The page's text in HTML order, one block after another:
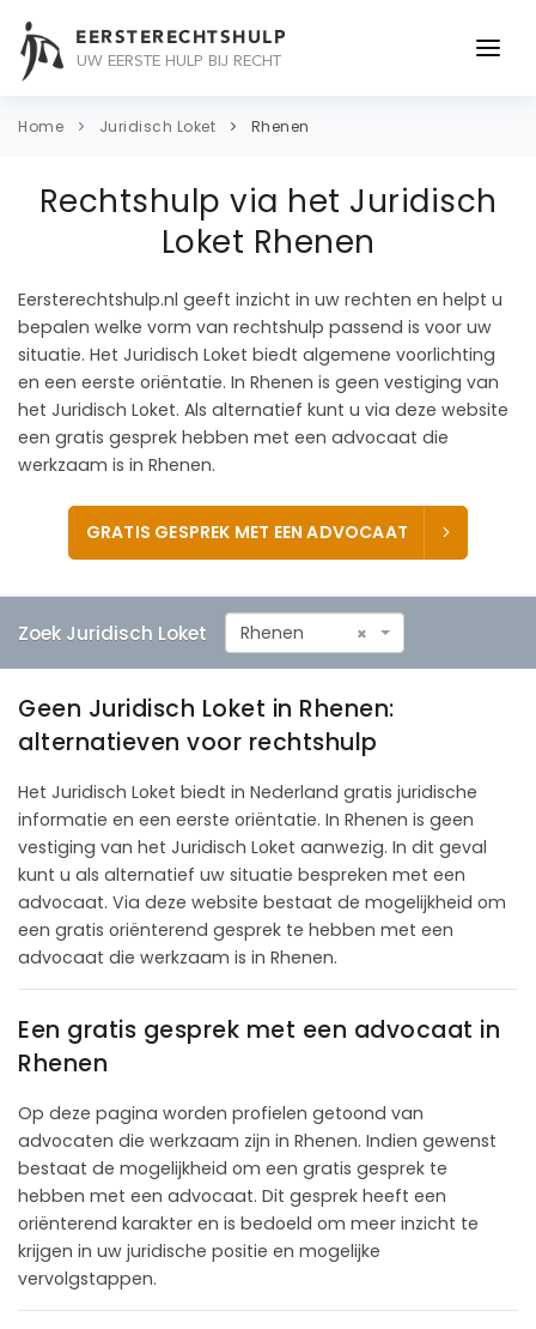
EERSTERECHTSHULP
UW EERSTE HULP BIJ RECHT
ONDERWERPEN
CONTACT
Home Juridisch Loket Rhenen
Rechtshulp via het Juridisch
Loket Rhenen
Eersterechtshulp.nl geeft inzicht in uw rechten en helpt u
bepalen welke vorm van rechtshulp passend is voor uw
situatie. Het Juridisch Loket biedt algemene voorlichting
en een eerste oriëntatie. In Rhenen is geen vestiging van
het Juridisch Loket. Als alternatief kunt u via deze website
een gratis gesprek hebben met een advocaat die
werkzaam is in Rhenen.
GRATIS GESPREK MET EEN ADVOCAAT
Zoek Juridisch Loket ×
Rhenen
Geen Juridisch Loket in Rhenen:
alternatieven voor rechtshulp
Het Juridisch Loket biedt in Nederland gratis juridische
informatie en een eerste oriëntatie. In Rhenen is geen
vestiging van het Juridisch Loket aanwezig. In dit geval
kunt u als alternatief uw situatie bespreken met een
advocaat. Via deze website bestaat de mogelijkheid om
een gratis oriënterend gesprek te hebben met een
advocaat die werkzaam is in Rhenen.
Een gratis gesprek met een advocaat in
Rhenen
Op deze pagina worden profielen getoond van
advocaten die werkzaam zijn in Rhenen. Indien gewenst
bestaat de mogelijkheid om een gratis gesprek te
hebben met een advocaat. Dit gesprek heeft een
oriënterend karakter en is bedoeld om meer inzicht te
krijgen in uw juridische positie en mogelijke
vervolgstappen.